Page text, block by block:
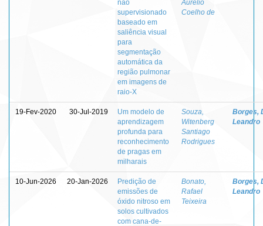
não
supervisionado
baseado em
saliência visual
para
segmentação
automática da
região pulmonar
em imagens de
raio-X
Aurélio
Coelho de
19-Fev-2020 30-Jul-2019
Um modelo de
aprendizagem
profunda para
reconhecimento
de pragas em
milharais
Souza,
Witenberg
Santiago
Rodrigues
Borges,
Leandro
10-Jun-2026 20-Jan-2026
Predição de
emissões de
óxido nitroso em
solos cultivados
com cana-de-
Bonato,
Rafael
Teixeira
Borges,
Leandro